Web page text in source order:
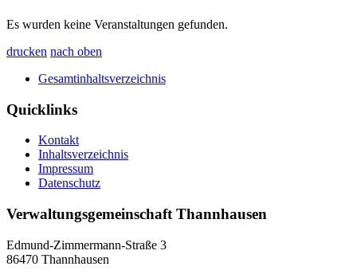
Es wurden keine Veranstaltungen gefunden.
drucken nach oben
Gesamtinhaltsverzeichnis
Quicklinks
Kontakt
Inhaltsverzeichnis
Impressum
Datenschutz
Verwaltungsgemeinschaft Thannhausen
Edmund-Zimmermann-Straße 3
86470 Thannhausen